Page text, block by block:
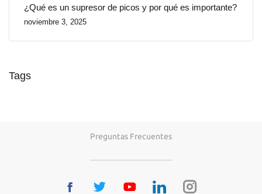
¿Qué es un supresor de picos y por qué es importante?
noviembre 3, 2025
Tags
Preguntas Frecuentes